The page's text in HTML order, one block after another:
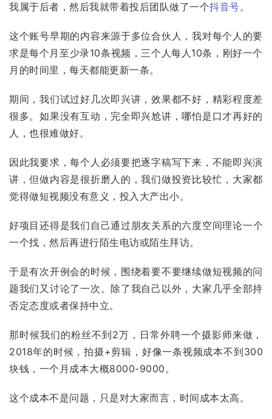
我属于后者，然后我就带着投后团队做了一个抖音号。
这个账号早期的内容来源于多位合伙人，我对每个人的要
求是每个月至少录10条视频，三个人每人10条，刚好一个
月的时间里，每天都能更新一条。
期间，我们试过好几次即兴讲，效果都不好，精彩程度差
很多。如果没有互动，完全即兴尬讲，哪怕是口才再好的
人，也很难做好。
因此我要求，每个人必须要把逐字稿写下来，不能即兴演
讲，但做内容是很折磨人的，我们做投资比较忙，大家都
觉得做短视频没有意义，投入大产出小。
好项目还得是我们自己通过朋友关系的六度空间理论一个
一个找，然后再进行陌生电访或陌生拜访。
于是有次开例会的时候，围绕着要不要继续做短视频的问
题我们又讨论了一次。除了我自己以外，大家几乎全部持
否定态度或者保持中立。
那时候我们的粉丝不到2万，日常外聘一个摄影师来做，
2018年的时候，拍摄+剪辑，好像一条视频成本不到300
块钱，一个月成本大概8000-9000。
这个成本不是问题，只是对大家而言，时间成本太高。